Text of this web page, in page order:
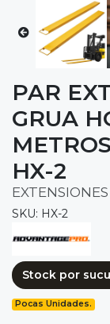
PAR
GRUA
HX-2
SKU: HX-2
Stock por
Pocas Unidades.